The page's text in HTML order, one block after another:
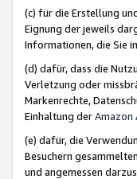
(c) für die Erstellung
Eignung der jeweils
Informationen, die Sie
(d) dafür, dass die
Verletzung oder
Markenrechte,
Einhaltung derAmazon
(e) dafür, die
Besuchern
und angemessen